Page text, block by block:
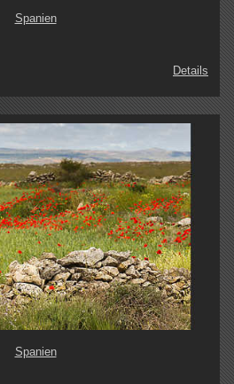
Spanien
Details
Spanien